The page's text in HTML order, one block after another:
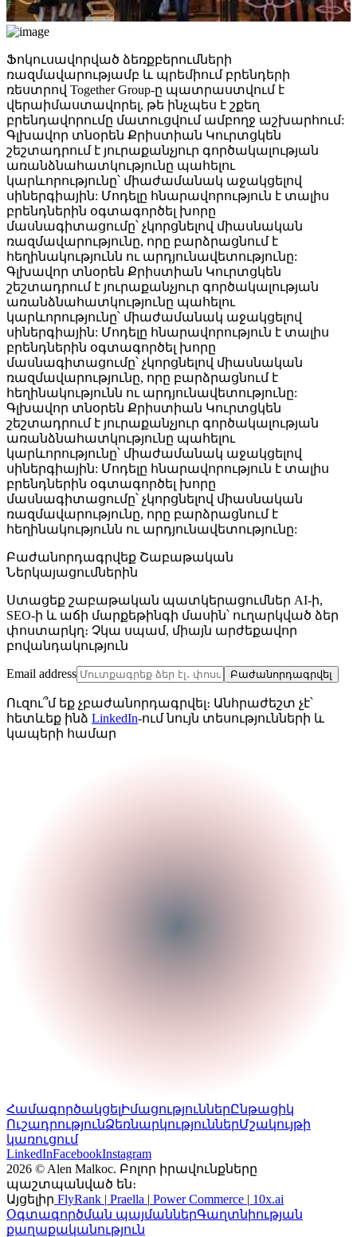
Ֆոկուսավորված ձեռքբերումների
ռազմավարությամբ և պրեմիում բրենդերի
ռեստրով Together Group-ը պատրաստվում է
վերաիմաստավորել, թե ինչպես է շքեղ
բրենդավորումը մատուցվում ամբողջ աշխարհում:
Գլխավոր տնօրեն Քրիստիան Կուրտցկեն
շեշտադրում է յուրաքանչյուր գործակալության
առանձնահատկությունը պահելու
կարևորությունը՝ միաժամանակ աջակցելով
սիներգիային: Մոդելը հնարավորություն է տալիս
բրենդներին օգտագործել խորը
մասնագիտացումը՝ չկորցնելով միասնական
ռազմավարությունը, որը բարձրացնում է
հեղինակությունն ու արդյունավետությունը:
Գլխավոր տնօրեն Քրիստիան Կուրտցկեն
շեշտադրում է յուրաքանչյուր գործակալության
առանձնահատկությունը պահելու
կարևորությունը՝ միաժամանակ աջակցելով
սիներգիային: Մոդելը հնարավորություն է տալիս
բրենդներին օգտագործել խորը
մասնագիտացումը՝ չկորցնելով միասնական
ռազմավարությունը, որը բարձրացնում է
հեղինակությունն ու արդյունավետությունը:
Գլխավոր տնօրեն Քրիստիան Կուրտցկեն
շեշտադրում է յուրաքանչյուր գործակալության
առանձնահատկությունը պահելու
կարևորությունը՝ միաժամանակ աջակցելով
սիներգիային: Մոդելը հնարավորություն է տալիս
բրենդներին օգտագործել խորը
մասնագիտացումը՝ չկորցնելով միասնական
ռազմավարությունը, որը բարձրացնում է
հեղինակությունն ու արդյունավետությունը:
Բաժանորդագրվեք Շաբաթական
Ներկայացումներին
Ստացեք շաբաթական պատկերացումներ AI-ի,
SEO-ի և աճի մարքեթինգի մասին՝ ուղարկված ձեր
փոստարկղ։ Չկա սպամ, միայն արժեքավոր
բովանդակություն
Email address Բաժանորդագրվել
Ուզու՞մ եք չբաժանորդագրվել։ Անհրաժեշտ չէ՝
հետևեք ինձ LinkedIn-ում նույն տեսությունների և
կապերի համար
ՀամագործակցելԻմացություններԸնթացիկ
ՈւշադրությունՁեռնարկություններՄշակույթի
կառուցում
LinkedInFacebookInstagram
2026 © Alen Malkoc. Բոլոր իրավունքները
պաշտպանված են։
Այցելիր FlyRank | Praella | Power Commerce | 10x.ai
Օգտագործման պայմաններԳաղտնիության
քաղաքականություն